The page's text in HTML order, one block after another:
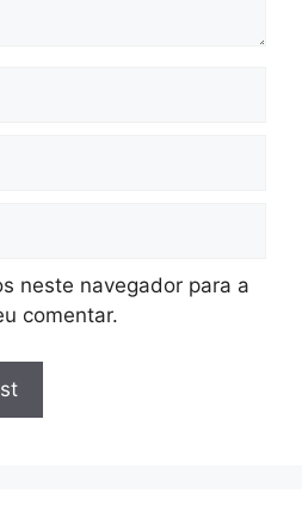
neste navegador para a
comentar.